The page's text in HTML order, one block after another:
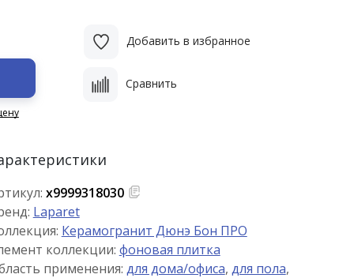
Добавить в избранное
Сравнить
х9999318030
Laparet
Керамогранит Дюнэ Бон ПРО
коллекции: фоновая плитка
применения: для дома/офиса, для пола,